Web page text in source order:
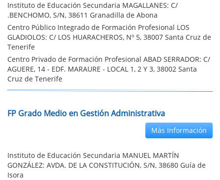
Instituto de Educación Secundaria MAGALLANES: C/
.BENCHOMO, S/N, 38611 Granadilla de Abona
Centro Público Integrado de Formación Profesional LOS
GLADIOLOS: C/ LOS HUARACHEROS, Nº 5, 38007 Santa Cruz de
Tenerife
Centro Privado de Formación Profesional ABAD SERRADOR: C/
AGUERE, 14 - EDF. MARAURE - LOCAL 1, 2 Y 3, 38002 Santa
Cruz de Tenerife
FP Grado Medio en Gestión Administrativa
Más Información
Instituto de Educación Secundaria MANUEL MARTÍN
GONZÁLEZ: AVDA. DE LA CONSTITUCIÓN, S/N, 38680 Guía de
Isora